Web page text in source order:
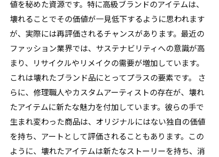
値を秘めた資源です。特に高級ブランドのアイテムは、
壊れることでその価値が一見低下するように思われます
が、実際には再評価されるチャンスがあります。最近の
ファッション業界では、サステナビリティへの意識が高
まり、リサイクルやリメイクの需要が増加しています。
これは壊れたブランド品にとってプラスの要素です。 さ
らに、修理職人やカスタムアーティストの存在が、壊れ
たアイテムに新たな魅力を付加しています。彼らの手で
生まれ変わった商品は、オリジナルにはない独自の価値
を持ち、アートとして評価されることもあります。この
ように、壊れたアイテムは新たなストーリーを持ち、消